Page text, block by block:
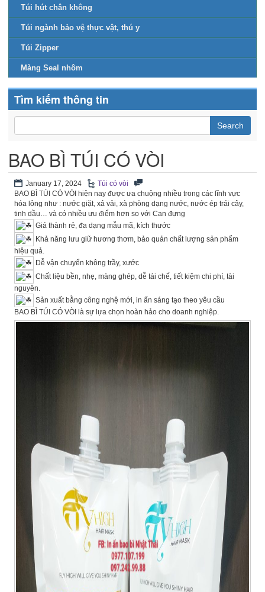
Túi hút chân không
Túi ngành bảo vệ thực vật, thú y
Túi Zipper
Màng Seal nhôm
Tìm kiếm thông tin
BAO BÌ TÚI CÓ VÒI
January 17, 2024
Túi có vòi
BAO BÌ TÚI CÓ VÒI hiện nay được ưa chuộng nhiều trong các lĩnh vực
hóa lỏng như : nước giặt, xả vải, xà phòng dạng nước, nước ép trái cây,
tinh dầu… và có nhiều ưu điểm hơn so với Can đựng
Giá thành rẻ, đa dạng mẫu mã, kích thước
Khả năng lưu giữ hương thơm, bảo quản chất lượng sản phẩm
hiệu quả.
Dễ vận chuyển không trầy, xước
Chất liệu bền, nhẹ, màng ghép, dễ tái chế, tiết kiệm chi phí, tài
nguyên.
Sản xuất bằng công nghệ mới, in ấn sáng tạo theo yêu cầu
BAO BÌ TÚI CÓ VÒI là sự lựa chọn hoàn hảo cho doanh nghiệp.